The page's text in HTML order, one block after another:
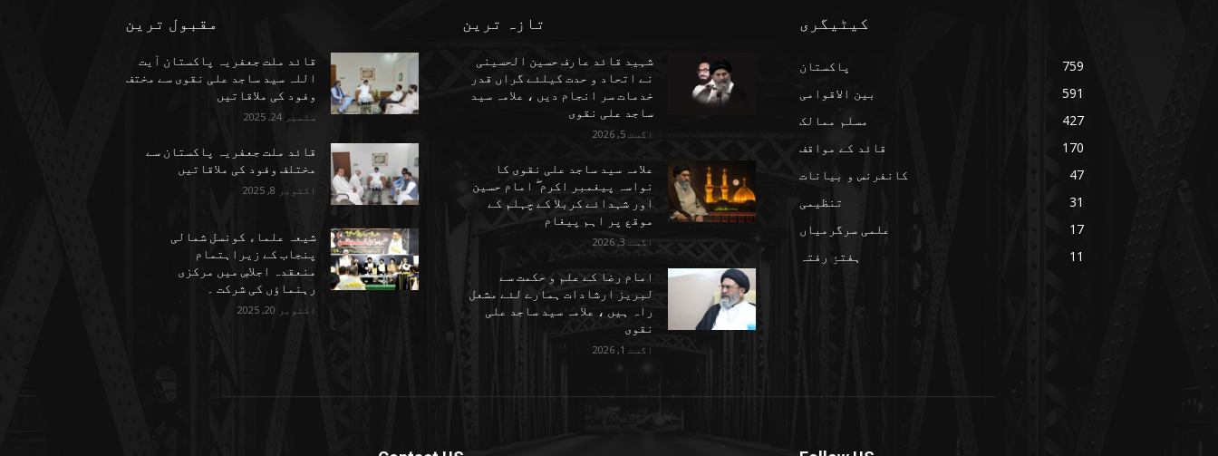
مقبول ترین
قائد ملت جعفریہ پاکستان آیت
اللہ سید ساجد علی نقوی سے مختف
وفود کی ملاقاتیں
ستمبر 24, 2025
قائد ملت جعفریہ پاکستان سے
مختلف وفود کی ملاقاتیں
اکتوبر 8, 2025
شیعہ علماء کونسل شمالی
پنجاب کے زیراہتمام
منعقدہ اجلاسِ میں مرکزی
رہنماؤں کی شرکت ۔
اکتوبر 20, 2025
تازہ ترین
شہید قائد عارف حسین الحسینی
نے اتحاد و حدت کیلئے گراں قدر
خدمات سر انجام دیں ، علامہ سید
ساجد علی نقوی
اگست 5, 2026
علامہ سید ساجد علی نقوی کا
نواسہ پیغمبر اکرم ۖ امام حسین
اور شہدائے کربلا کے چہلم کے
موقع پر اہم پیغام
اگست 3, 2026
امام رضا کے علم و حکمت سے
لبریز ارشادات ہمارے لئے مشعل
راہ ہیں ، علامہ سید ساجد علی
نقوی
اگست 1, 2026
کیٹیگری
پاکستان
759
بین الاقوامی
591
مسلم ممالک
427
قائد کے مواقف
170
کانفرنس و بیانات
47
تنظیمی
31
علمی سرگرمیاں
17
ہفتۂِ رفتہ
11